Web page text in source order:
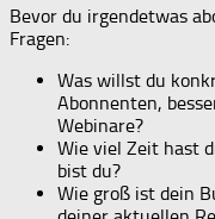
Bevor du irgendetwas
Fragen:
Was willst du
Abonnenten,
Webinare?
Wie viel Zeit hast
bist du?
Wie groß ist dein